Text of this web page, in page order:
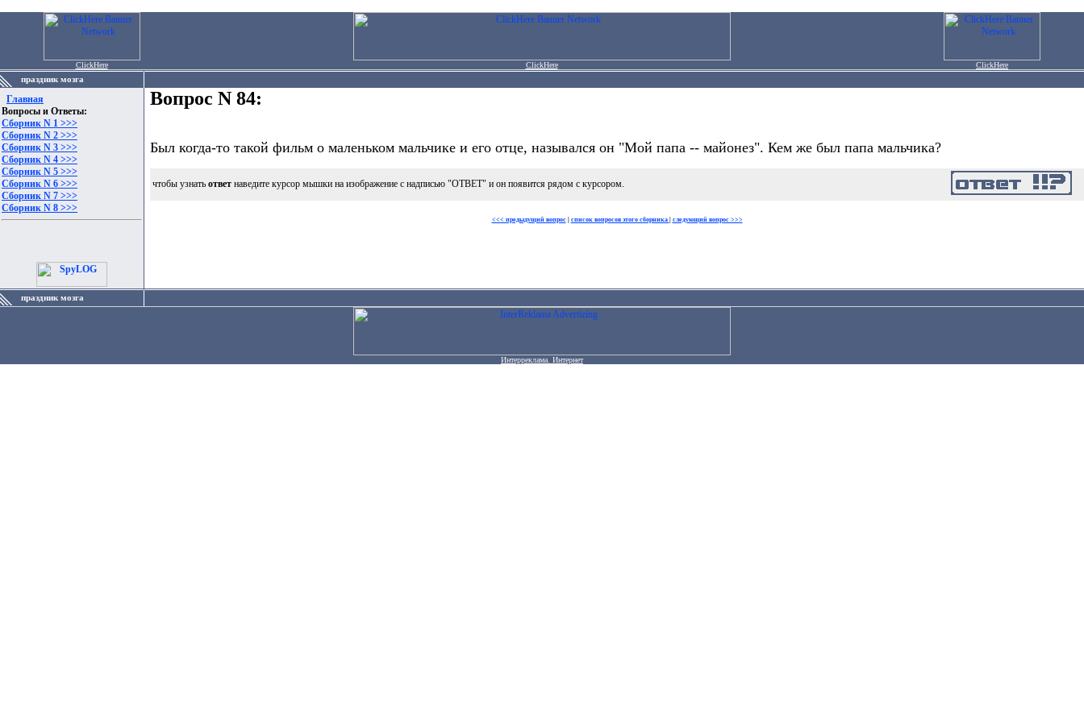
ClickHere ClickHere
ClickHere
праздник мозга
Главная
Вопросы и Ответы:
Сборник N 1 >>>
Сборник N 2 >>>
Сборник N 3 >>>
Сборник N 4 >>>
Сборник N 5 >>>
Сборник N 6 >>>
Сборник N 7 >>>
Сборник N 8 >>>
Вопрос N 84:
Был когда-то такой фильм о маленьком мальчике и его отце, назывался он "Мой папа -- майонез". Кем же был папа мальчика?
чтобы узнать ответ наведите курсор мышки на изображение с надписью "ОТВЕТ" и он появится рядом с курсором.
<<< предыдущий вопрос| список вопросов этого сборника следующий вопрос >>>
праздник мозга
Интерреклама. Интернет